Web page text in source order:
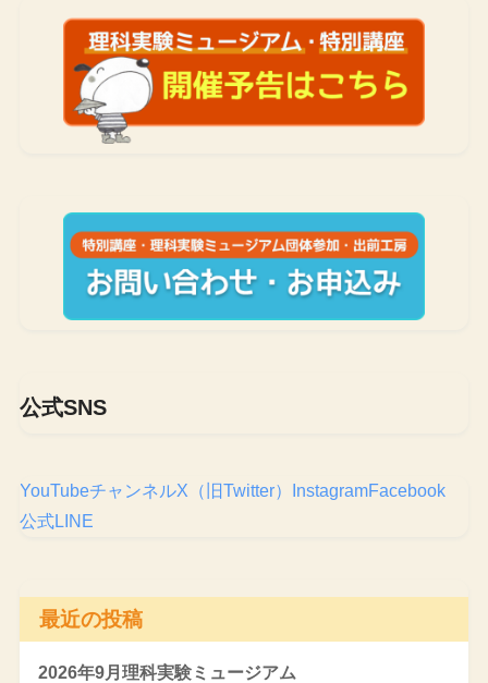
公式SNS
YouTubeチャンネルX（旧Twitter） InstagramFacebook
公式LINE
最近の投稿
2026年9月理科実験ミュージアム